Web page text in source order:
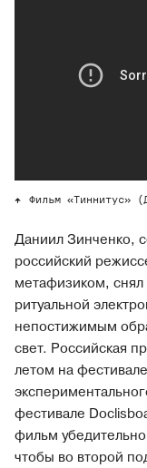
Фильм «Тиннитус»
Даниил Зинченко,
российский
метафизиком,
ритуальной
непостижимым
свет. Российская
летом на
фестивале
фильм
чтобы во второй